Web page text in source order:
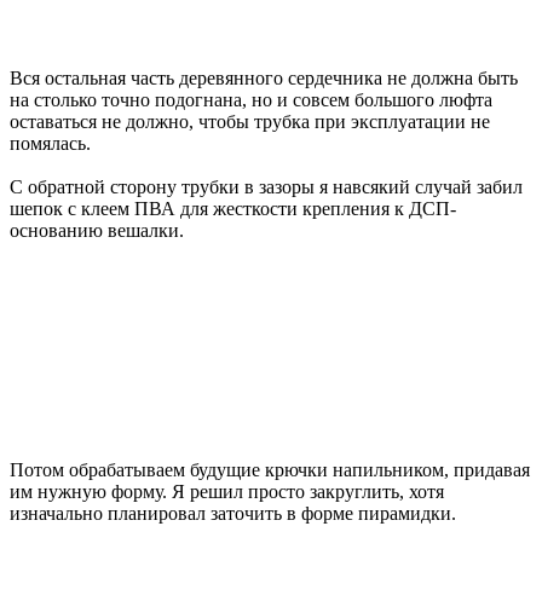
Вся остальная часть деревянного сердечника не должна быть
на столько точно подогнана, но и совсем большого люфта
оставаться не должно, чтобы трубка при эксплуатации не
помялась.
С обратной сторону трубки в зазоры я навсякий случай забил
шепок с клеем ПВА для жесткости крепления к ДСП-
основанию вешалки.
Потом обрабатываем будущие крючки напильником, придавая
им нужную форму. Я решил просто закруглить, хотя
изначально планировал заточить в форме пирамидки.